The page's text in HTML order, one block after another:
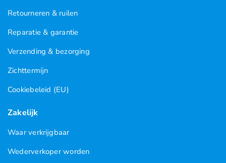
Retourneren & ruilen
Reparatie & garantie
Verzending & bezorging
Zichttermijn
Cookiebeleid (EU)
Zakelijk
Waar verkrijgbaar
Wederverkoper worden